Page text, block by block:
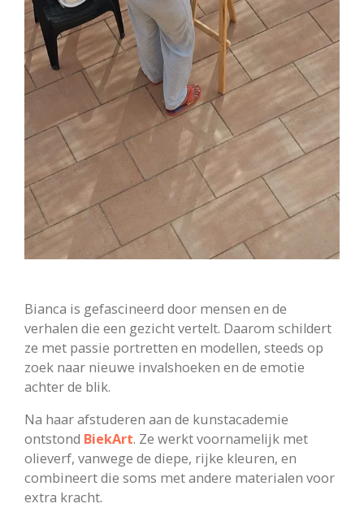
Bianca is gefascineerd door mensen en de
verhalen die een gezicht vertelt. Daarom schildert
ze met passie portretten en modellen, steeds op
zoek naar nieuwe invalshoeken en de emotie
achter de blik.
Na haar afstuderen aan de kunstacademie
ontstond BiekArt. Ze werkt voornamelijk met
olieverf, vanwege de diepe, rijke kleuren, en
combineert die soms met andere materialen voor
extra kracht.